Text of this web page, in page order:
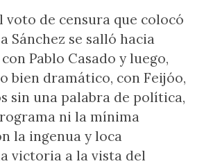
voto de censura que colocó
Sánchez se salló hacia
Pablo Casado y luego,
bien dramático, con Feijóo,
sin una palabra de política,
ni la mínima
la ingenua y loca
victoria a la vista del